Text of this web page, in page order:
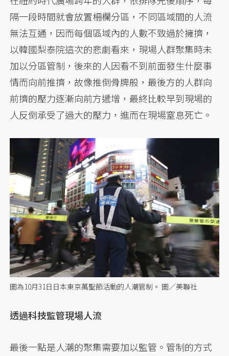
隔一段時間就會放置柵欄分區，不同區域間的人流
無法互通，因而每個區域內的人數不致過於擁擠，
以韓國梨泰院這次的悲劇看來，現場人群聚集時未
加以分區管制，後來的人因看不到前面發生什麼事
情而向前推擠，故像推倒骨牌般，最後方的人群向
前擠的壓力逐漸向前方遞增，最終比較早到現場的
人反倒承受了過大的壓力，進而在現場窒息死亡。
圖為10月31日日本東京萬聖節活動的人潮管制。 圖／美聯社
透過科技監管現場人流
最後一點是人潮的聚集需要加以監管。管制的方式